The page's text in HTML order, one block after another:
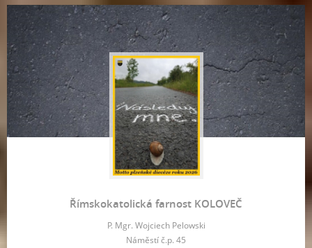
Římskokatolická farnost KOLOVEČ
P. Mgr. Wojciech Pelowski
Náměstí č.p. 45